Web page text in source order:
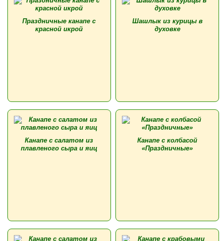
Праздничные канапе с
красной икрой
Шашлык из курицы в
духовке
Канапе с салатом из
плавленого сыра и яиц
Канапе с колбасой
«Праздничные»